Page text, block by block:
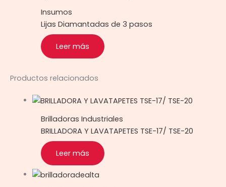
Insumos
Lijas Diamantadas de 3 pasos
Leer más
Productos relacionados
Brilladoras Industriales
BRILLADORA Y LAVATAPETES TSE-17/ TSE-20
Leer más